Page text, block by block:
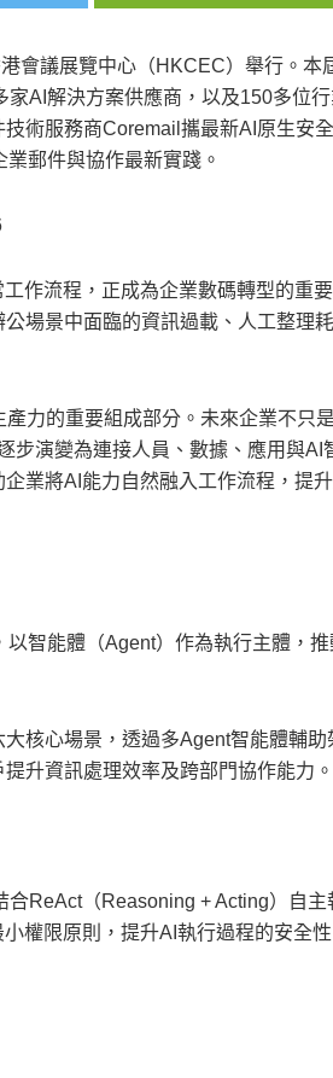
會議展覽中心（HKCEC）舉行。本
AI解決方案供應商，以及150多位
術服務商Coremail攜最新AI原生安
郵件與協作最新實踐。
作流程，正成為企業數碼轉型的重要
場景中面臨的資訊過載、人工整理
力的重要組成部分。未來企業不只
步演變為連接人員、數據、應用與AI
業將AI能力自然融入工作流程，提
智能體（Agent）作為執行主體，
核心場景，透過多Agent智能體輔助
升資訊處理效率及跨部門協作能力。
ReAct（Reasoning + Acting）自主
權限原則，提升AI執行過程的安全